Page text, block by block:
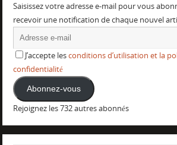
Saisissez votre adresse e-mail pour vous
recevoir une notification de chaque nouvel
J’accepte lesconditions d’utilisation et la
confidentialité
Abonnez-vous
Rejoignez les 732 autres abonnés